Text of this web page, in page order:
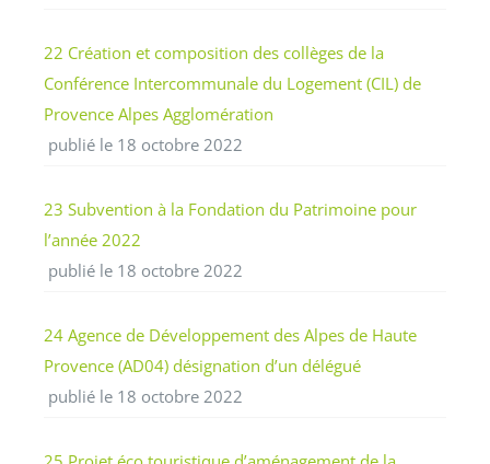
22 Création et composition des collèges de la
Conférence Intercommunale du Logement (CIL) de
Provence Alpes Agglomération
publié le 18 octobre 2022
23 Subvention à la Fondation du Patrimoine pour
l’année 2022
publié le 18 octobre 2022
24 Agence de Développement des Alpes de Haute
Provence (AD04) désignation d’un délégué
publié le 18 octobre 2022